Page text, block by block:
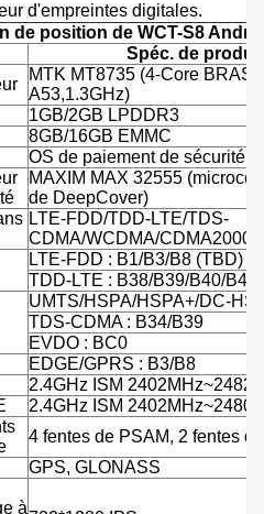
d'empreintes digitales.
de position de WCT-S8
Spéc. de produit
MTK MT8735 (4-Core BRAS
A53,1.3GHz)
1GB/2GB LPDDR3
8GB/16GB EMMC
OS de paiement de sécurité
MAXIM MAX 32555
de DeepCover)
LTE-FDD/TDD-LTE/TDS-
CDMA/WCDMA/CDMA2000/
LTE-FDD : B1/B3/B8 (TBD)
TDD-LTE : B38/B39/B40/B41
UMTS/HSPA/HSPA+/DC-
TDS-CDMA : B34/B39
EVDO : BC0
EDGE/GPRS : B3/B8
2.4GHz ISM
2.4GHz ISM
4 fentes de PSAM, 2 fentes
GPS, GLONASS
à